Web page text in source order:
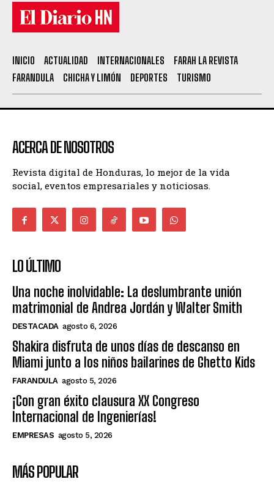
INICIO ACTUALIDAD INTERNACIONALES
FARAH LA REVISTA
FARANDULA
CHICHA Y LIMÓN DEPORTES TURISMO
ACERCA DE NOSOTROS
Revista digital de Honduras, lo mejor de la vida
social, eventos empresariales y noticiosas.
LO ÚLTIMO
Una noche inolvidable: La deslumbrante unión
matrimonial de Andrea Jordán y Walter Smith
DESTACADA agosto 6, 2026
Shakira disfruta de unos días de descanso en
Miami junto a los niños bailarines de Ghetto Kids
FARANDULA agosto 5, 2026
¡Con gran éxito clausura XX Congreso
Internacional de Ingenierías!
EMPRESAS agosto 5, 2026
MÁS POPULAR